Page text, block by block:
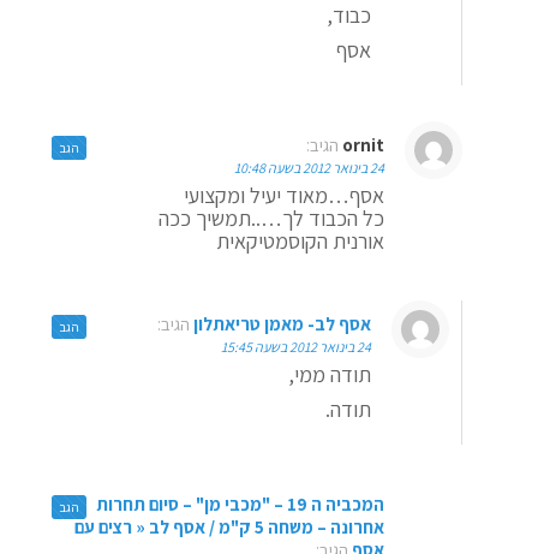
כבוד,
אסף
ornit הגיב:
24 בינואר 2012 בשעה 10:48
אסף…מאוד יעיל ומקצועי
כל הכבוד לך…..תמשיך ככה
אורנית הקוסמטיקאית
הגב
אסף לב- מאמן טריאתלון הגיב:
24 בינואר 2012 בשעה 15:45
תודה ממי,
תודה.
הגב
המכביה ה 19 – "מכבי מן" – סיום תחרות
אחרונה – משחה 5 ק"מ / אסף לב « רצים עם
הגב